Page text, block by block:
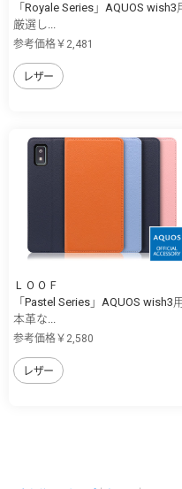
「Royale Series」AQUOS wish3
厳選し...
参考価格￥2,481
レザー
ＬＯＯＦ
「Pastel Series」AQUOS wish3用
本革な...
参考価格￥2,580
レザー